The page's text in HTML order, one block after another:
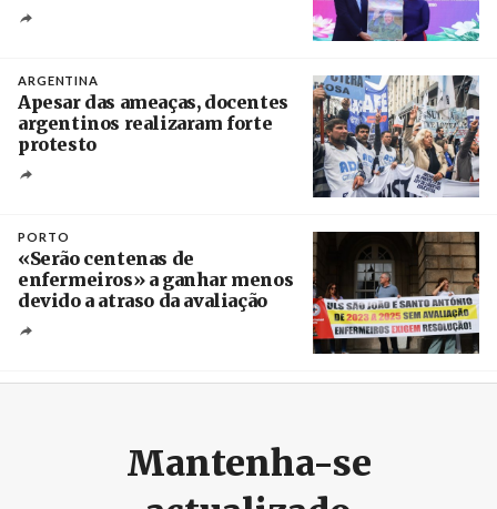
ARGENTINA
Apesar das ameaças, docentes
argentinos realizaram forte
protesto
PORTO
«Serão centenas de
enfermeiros» a ganhar menos
devido a atraso da avaliação
Mantenha-se